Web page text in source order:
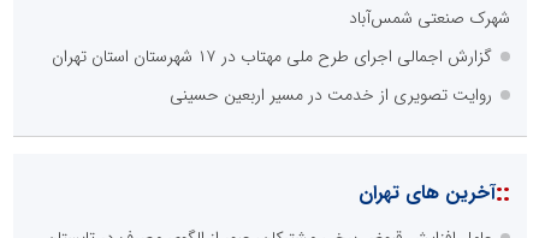
شهرک صنعتی شمس‌آباد
گزارش اجمالی اجرای طرح ملی مهتاب در ۱۷ شهرستان استان تهران
روایت تصویری از خدمت در مسیر اربعین حسینی
::آخرین های تهران